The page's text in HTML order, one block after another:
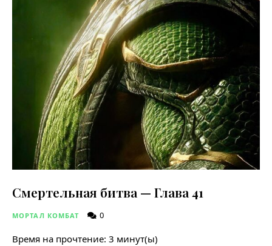
Смертельная битва — Глава 41
МОРТАЛ КОМБАТ 0
Время на прочтение: 3 минут(ы)